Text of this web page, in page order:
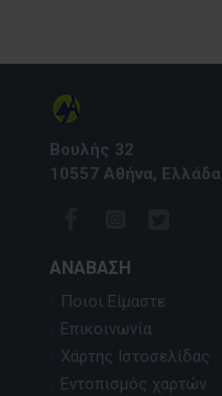
Βουλής 32
10557 Αθήνα, Ελλάδα
ΑΝΆΒΑΣΗ
Ποιοι Είμαστε
Επικοινωνία
Χάρτης Ιστοσελίδας
Εντοπισμός χαρτών